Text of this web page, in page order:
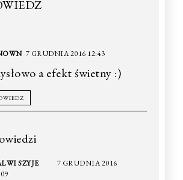
7 GRUDNIA 2016 12:43
a efekt świetny :)
SZYJE
7 GRUDNIA 2016